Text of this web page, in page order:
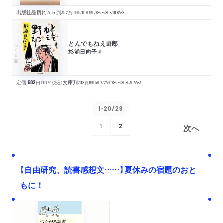
出版社品切れＡ５判352頁1995/10/09978-4-480-70184-8
ちくま文庫 とんでもねえ野郎
杉浦日向子著
定価:682円 （10％税込）文庫判208頁1995/07/24978-4-480-03044-3
1-20/29
1 2 次へ
【自由研究、読書感想文……】夏休みの宿題のおと
もに！